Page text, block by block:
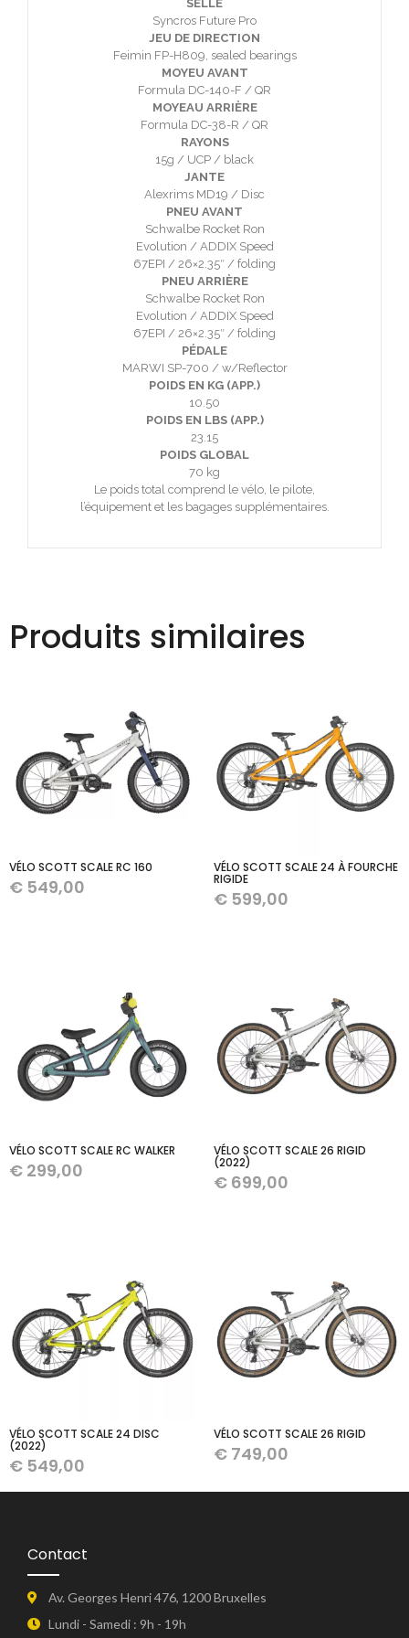
SELLE
Syncros Future Pro
JEU DE DIRECTION
Feimin FP-H809, sealed bearings
MOYEU AVANT
Formula DC-140-F / QR
MOYEAU ARRIÈRE
Formula DC-38-R / QR
RAYONS
15g / UCP / black
JANTE
Alexrims MD19 / Disc
PNEU AVANT
Schwalbe Rocket Ron
Evolution / ADDIX Speed
67EPI / 26×2.35″ / folding
PNEU ARRIÈRE
Schwalbe Rocket Ron
Evolution / ADDIX Speed
67EPI / 26×2.35″ / folding
PÉDALE
MARWI SP-700 / w/Reflector
POIDS EN KG (APP.)
10.50
POIDS EN LBS (APP.)
23.15
POIDS GLOBAL
70 kg
Le poids total comprend le vélo, le pilote,
l’équipement et les bagages supplémentaires.
Produits similaires
VÉLO SCOTT SCALE RC 160
€ 549,00
VÉLO SCOTT SCALE 24 À FOURCHE
RIGIDE
€ 599,00
VÉLO SCOTT SCALE RC WALKER
€ 299,00
VÉLO SCOTT SCALE 26 RIGID
(2022)
€ 699,00
VÉLO SCOTT SCALE 24 DISC
(2022)
€ 549,00
VÉLO SCOTT SCALE 26 RIGID
€ 749,00
Contact
Av. Georges Henri 476, 1200 Bruxelles
Lundi - Samedi : 9h - 19h